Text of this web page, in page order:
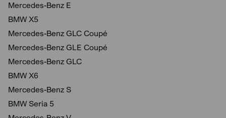
Mercedes-Benz E
BMW X5
Mercedes-Benz GLC Coupé
Mercedes-Benz GLE Coupé
Mercedes-Benz GLC
BMW X6
Mercedes-Benz S
BMW Seria 5